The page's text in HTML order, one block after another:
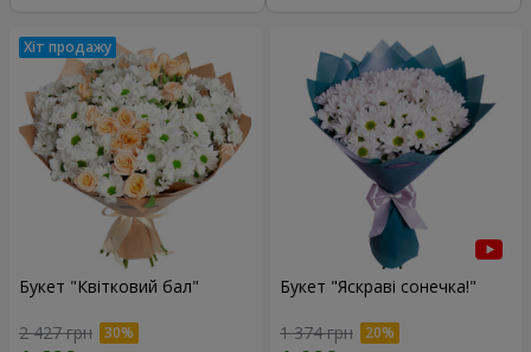
Букет "Квітковий бал"
2 427 грн
Букет "Яскраві сонечка!"
1 374 грн